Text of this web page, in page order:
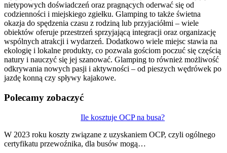
nietypowych doświadczeń oraz pragnących oderwać się od
codzienności i miejskiego zgiełku. Glamping to także świetna
okazja do spędzenia czasu z rodziną lub przyjaciółmi – wiele
obiektów oferuje przestrzeń sprzyjającą integracji oraz organizację
wspólnych atrakcji i wydarzeń. Dodatkowo wiele miejsc stawia na
ekologię i lokalne produkty, co pozwala gościom poczuć się częścią
natury i nauczyć się jej szanować. Glamping to również możliwość
odkrywania nowych pasji i aktywności – od pieszych wędrówek po
jazdę konną czy spływy kajakowe.
Polecamy zobaczyć
Ile kosztuje OCP na busa?
W 2023 roku koszty związane z uzyskaniem OCP, czyli ogólnego
certyfikatu przewoźnika, dla busów mogą…
wpisu